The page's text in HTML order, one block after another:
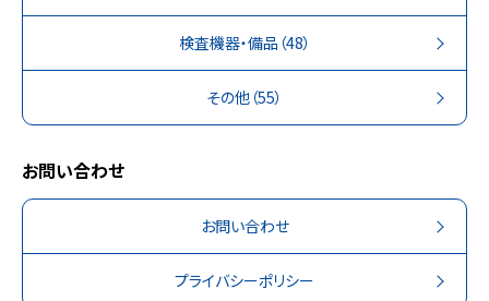
検査機器・備品 （48）
その他 （55）
お問い合わせ
お問い合わせ
プライバシーポリシー